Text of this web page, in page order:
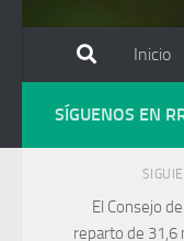
Inicio
SÍGUENOS EN
El Consejo
reparto de 31,6